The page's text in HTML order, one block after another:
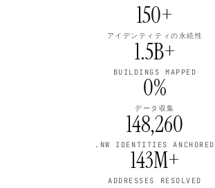
150+
アイデンティティの永続性
1.5B+
BUILDINGS MAPPED
0%
データ収集
148,260
.NW IDENTITIES ANCHORED
143M+
ADDRESSES RESOLVED